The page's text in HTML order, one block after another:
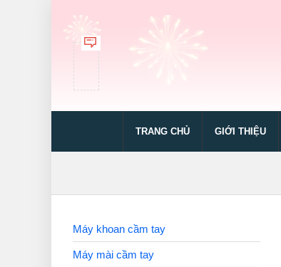
TRANG CHỦ GIỚI THIỆU
Máy khoan cầm tay
Máy mài cầm tay